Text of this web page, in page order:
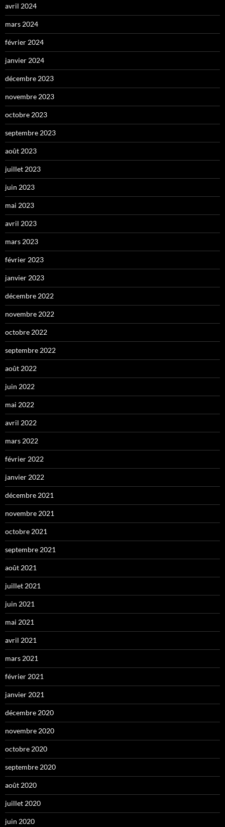
avril 2024
mars 2024
février 2024
janvier 2024
décembre 2023
novembre 2023
octobre 2023
septembre 2023
août 2023
juillet 2023
juin 2023
mai 2023
avril 2023
mars 2023
février 2023
janvier 2023
décembre 2022
novembre 2022
octobre 2022
septembre 2022
août 2022
juin 2022
mai 2022
avril 2022
mars 2022
février 2022
janvier 2022
décembre 2021
novembre 2021
octobre 2021
septembre 2021
août 2021
juillet 2021
juin 2021
mai 2021
avril 2021
mars 2021
février 2021
janvier 2021
décembre 2020
novembre 2020
octobre 2020
septembre 2020
août 2020
juillet 2020
juin 2020